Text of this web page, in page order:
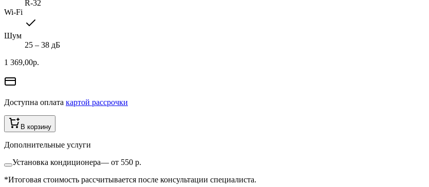
R-32
Wi-Fi
Шум
25 ‒ 38 дБ
1 369,00р.
Доступна оплата картой рассрочки
В корзину
Дополнительные услуги
Установка кондиционера— от 550 р.
*Итоговая стоимость рассчитывается после консультации специалиста.